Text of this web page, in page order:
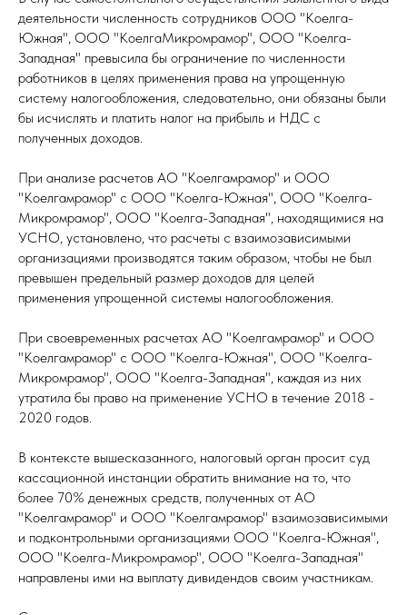
деятельности численность сотрудников ООО "Коелга-
Южная", ООО "КоелгаМикромрамор", ООО "Коелга-
Западная" превысила бы ограничение по численности
работников в целях применения права на упрощенную
систему налогообложения, следовательно, они обязаны были
бы исчислять и платить налог на прибыль и НДС с
полученных доходов.
При анализе расчетов АО "Коелгамрамор" и ООО
"Коелгамрамор" с ООО "Коелга-Южная", ООО "Коелга-
Микромрамор", ООО "Коелга-Западная", находящимися на
УСНО, установлено, что расчеты с взаимозависимыми
организациями производятся таким образом, чтобы не был
превышен предельный размер доходов для целей
применения упрощенной системы налогообложения.
При своевременных расчетах АО "Коелгамрамор" и ООО
"Коелгамрамор" с ООО "Коелга-Южная", ООО "Коелга-
Микромрамор", ООО "Коелга-Западная", каждая из них
утратила бы право на применение УСНО в течение 2018 -
2020 годов.
В контексте вышесказанного, налоговый орган просит суд
кассационной инстанции обратить внимание на то, что
более 70% денежных средств, полученных от АО
"Коелгамрамор" и ООО "Коелгамрамор" взаимозависимыми
и подконтрольными организациями ООО "Коелга-Южная",
ООО "Коелга-Микромрамор", ООО "Коелга-Западная"
направлены ими на выплату дивидендов своим участникам.